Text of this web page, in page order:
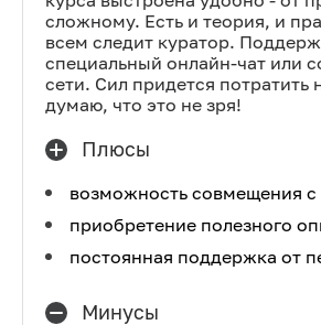
сложному. Есть и теория, и
всем следит куратор.
специальный онлайн-чат или
сети. Сил придется потратить
думаю, что это не зря!
Плюсы
возможность совмещения с
приобретение полезного
постоянная поддержка от
Минусы